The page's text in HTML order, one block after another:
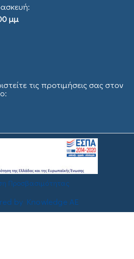
μμ
τις προτιμήσεις σας στον
Προσβασιμότητας
by Knowledge AE